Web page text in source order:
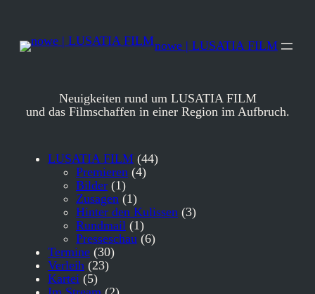
springen
nowe | LUSATIA FILM
Neuigkeiten rund um LUSATIA FILM
und das Filmschaffen in einer Region im Aufbruch.
LUSATIA FILM (44)
Premieren (4)
Bilder (1)
Zusagen (1)
Hinter den Kulissen (3)
Rundmail (1)
Presseschau (6)
Termine (30)
Verleih (23)
Kartei (5)